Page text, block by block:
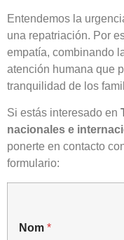
Entendemos la
una repatriación. Por
empatía, combinando
atención humana que
tranquilidad de los
Si estás interesado en
nacionales e
ponerte en contacto
formulario:
Nom *